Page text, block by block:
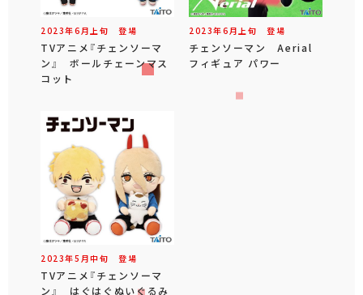
2023年6 月 上旬 登場
TVアニメ『チェンソーマ
ン』 ボールチェーンマス
コット
2023年6 月 上旬 登場
チェンソーマン Aerial
フィギュア パワー
2023年5 月中旬 登場
TVアニメ『チェンソーマ
ン』 はぐはぐぬいぐるみ